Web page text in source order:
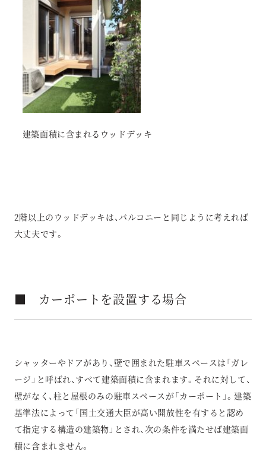
建築面積に含まれるウッドデッキ
2階以上のウッドデッキは、バルコニーと同じように考えれば
大丈夫です。
■ カーポートを設置する場合
シャッターやドアがあり、壁で囲まれた駐車スペースは「ガレ
ージ」と呼ばれ、すべて建築面積に含まれます。それに対して、
壁がなく、柱と屋根のみの駐車スペースが「カーポート」。建築
基準法によって「国土交通大臣が高い開放性を有すると認め
て指定する構造の建築物」とされ、次の条件を満たせば建築面
積に含まれません。